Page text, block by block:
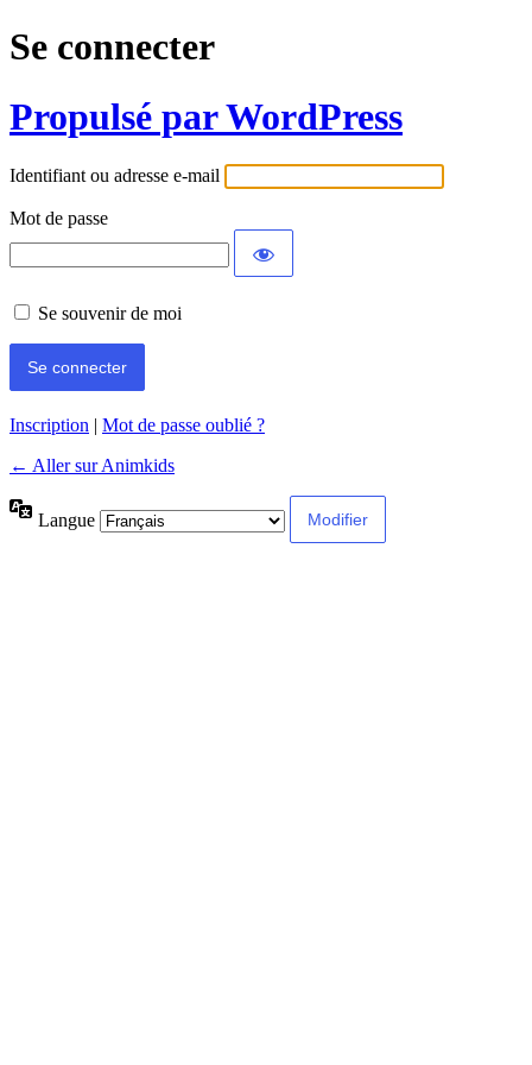
Se connecter
Propulsé par WordPress
Identifiant ou adresse e-mail
Mot de passe
Se souvenir de moi
Inscription | Mot de passe oublié ?
← Aller sur Animkids
Langue